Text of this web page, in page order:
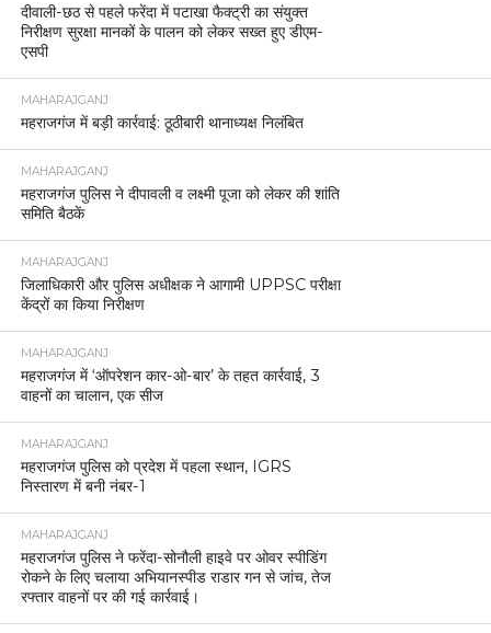
दीवाली-छठ से पहले फरेंदा में पटाखा फैक्ट्री का संयुक्त
निरीक्षण सुरक्षा मानकों के पालन को लेकर सख्त हुए डीएम-
एसपी
MAHARAJGANJ
महराजगंज में बड़ी कार्रवाई: ठूठीबारी थानाध्यक्ष निलंबित
MAHARAJGANJ
महराजगंज पुलिस ने दीपावली व लक्ष्मी पूजा को लेकर की शांति
समिति बैठकें
MAHARAJGANJ
जिलाधिकारी और पुलिस अधीक्षक ने आगामी UPPSC परीक्षा
केंद्रों का किया निरीक्षण
MAHARAJGANJ
महराजगंज में ‘ऑपरेशन कार-ओ-बार’ के तहत कार्रवाई, 3
वाहनों का चालान, एक सीज
MAHARAJGANJ
महराजगंज पुलिस को प्रदेश में पहला स्थान, IGRS
निस्तारण में बनी नंबर-1
MAHARAJGANJ
महराजगंज पुलिस ने फरेंदा-सोनौली हाइवे पर ओवर स्पीडिंग
रोकने के लिए चलाया अभियानस्पीड राडार गन से जांच, तेज
रफ्तार वाहनों पर की गई कार्रवाई।